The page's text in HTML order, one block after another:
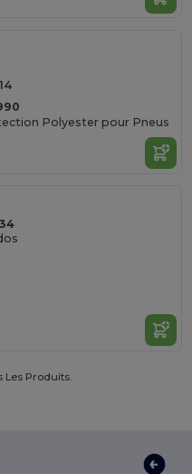
Polyester pour Pneus
Les Produits.